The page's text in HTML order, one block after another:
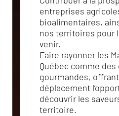
entreprises
bioalimentaires,
nos territoires pour
venir.
Faire rayonner les
Québec comme
gourmandes,
déplacement
découvrir les
territoire.